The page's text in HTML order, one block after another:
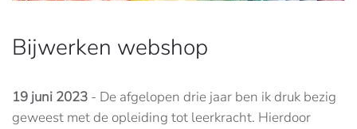
Bijwerken webshop
19 juni 2023 - De afgelopen drie jaar ben ik druk bezig
geweest met de opleiding tot leerkracht. Hierdoor